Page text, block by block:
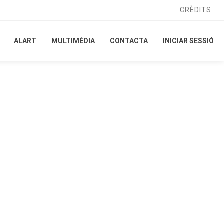
CRÈDITS
ALART MULTIMÈDIA CONTACTA INICIAR SESSIÓ
CRÈDITS
ALART MULTIMÈDIA CONTACTA INICIAR SESSIÓ